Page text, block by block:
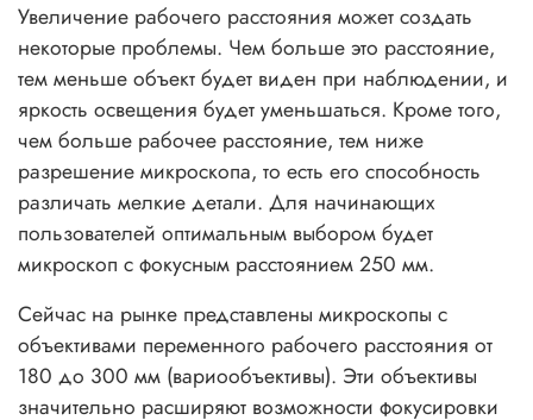
Увеличение рабочего расстояния может создать
некоторые проблемы. Чем больше это расстояние,
тем меньше объект будет виден при наблюдении, и
яркость освещения будет уменьшаться. Кроме того,
чем больше рабочее расстояние, тем ниже
разрешение микроскопа, то есть его способность
различать мелкие детали. Для начинающих
пользователей оптимальным выбором будет
микроскоп с фокусным расстоянием 250 мм.
Сейчас на рынке представлены микроскопы с
объективами переменного рабочего расстояния от
180 до 300 мм (вариообъективы). Эти объективы
значительно расширяют возможности фокусировки